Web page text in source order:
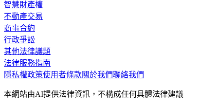
智慧財產權
不動產交易
商事合約
行政爭訟
其他法律議題
法律服務指南
隱私權政策使用者條款關於我們聯絡我們
本網站由AI提供法律資訊，不構成任何具體法律建議